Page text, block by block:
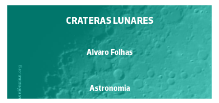
CRATERAS LUNARES
Alvaro Folhas
Astronomia